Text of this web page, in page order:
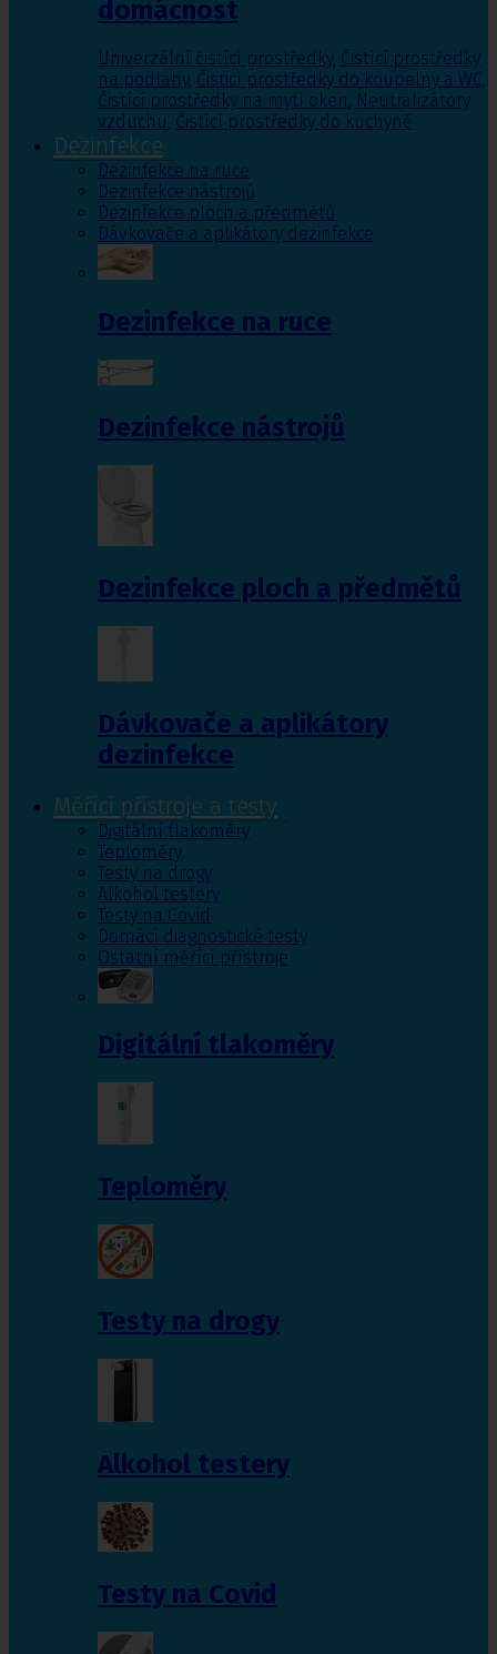
domácnost
Univerzální čistící prostředky, Čistící prostředky
na podlahy, Čisticí prostředky do koupelny a WC,
Čistící prostředky na mytí oken, Neutralizátory
vzduchu, Čistící prostředky do kuchyně
Dezinfekce
Dezinfekce na ruce
Dezinfekce nástrojů
Dezinfekce ploch a předmětů
Dávkovače a aplikátory dezinfekce
Dezinfekce na ruce
Dezinfekce nástrojů
Dezinfekce ploch a předmětů
Dávkovače a aplikátory
dezinfekce
Měřící přístroje a testy
Digitální tlakoměry
Teploměry
Testy na drogy
Alkohol testery
Testy na Covid
Domácí diagnostické testy
Ostatní měřící přístroje
Digitální tlakoměry
Teploměry
Testy na drogy
Alkohol testery
Testy na Covid